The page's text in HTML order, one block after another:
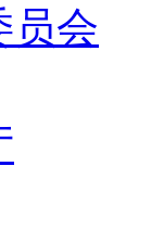
员会